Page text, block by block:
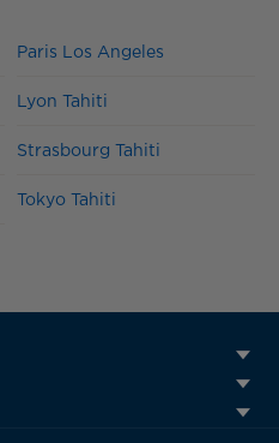
Paris Los Angeles
Lyon Tahiti
Strasbourg Tahiti
Tokyo Tahiti